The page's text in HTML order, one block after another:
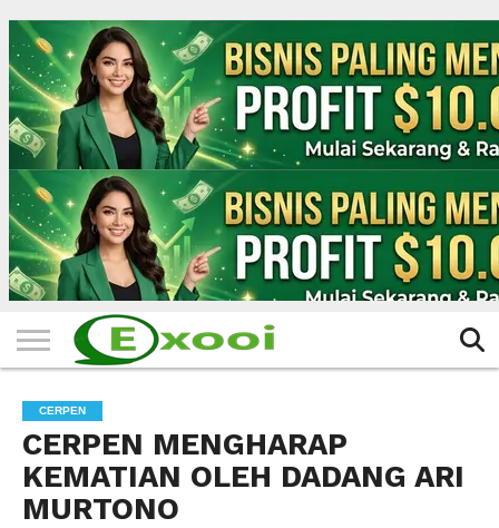
HOME
FILTER
BERITA
BIODATA
CERITA
CERPEN
EKSKLUSIF
FOTO
VIDEO
TIPS
MORE
CERPEN
CERPEN MENGHARAP
KEMATIAN OLEH DADANG ARI
MURTONO